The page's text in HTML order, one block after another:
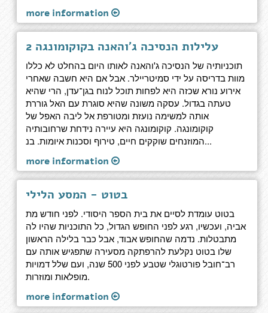
more information
עלילות הנסיכה ג'והאנה בקוקומונגה 2
תוכניותיה של הנסיכה ג'והאנה לאותו היום בהחלט לא כללו
מוות בדריסה על ידי סמיטריילר. אבל אם היא חשבה שאחרי
אירוע נורא שכזה היא לפחות תוכל לנוח בגן־עדן, הרי שהיא
טעתה בגדול. עסקה משונה שהיא סוגרת עם האל גוררת
אותה למשימה נועזת ומטורפת אל ליבה האפל של
קוקומונגה. קוקומונגה היא עיירה נידחת שרחובותיה
המוזנחים שוקקים חיים, טירוף וסכנות איומות. בנ...
more information
בטוט - המסע הלילי
בטוט עומדת לסיים את בית הספר היסודי. לפני חודש מת
אביה, ועכשיו, רגע לפני החופש הגדול, כל התוכניות שהיו לה
מתבטלות. נדמה שהחופש אבוד, אבל כבר בלילה הראשון
שלו בטוט נקלעת להרפתקה מסעירה שתפגיש אותה עם
רב־חובל פורטוגלי שטבע לפני 500 שנה, ועם שלל דמויות
מופלאות ומוזרות.
more information